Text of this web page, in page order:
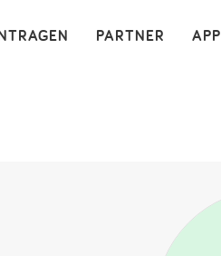
APP
PARTNER